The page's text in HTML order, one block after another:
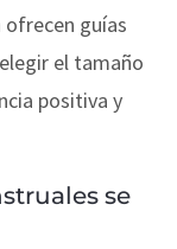
guías
el tamaño
positiva y
se